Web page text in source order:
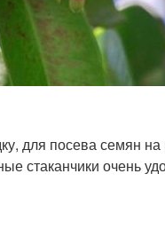
для посева семян
стаканчики очень